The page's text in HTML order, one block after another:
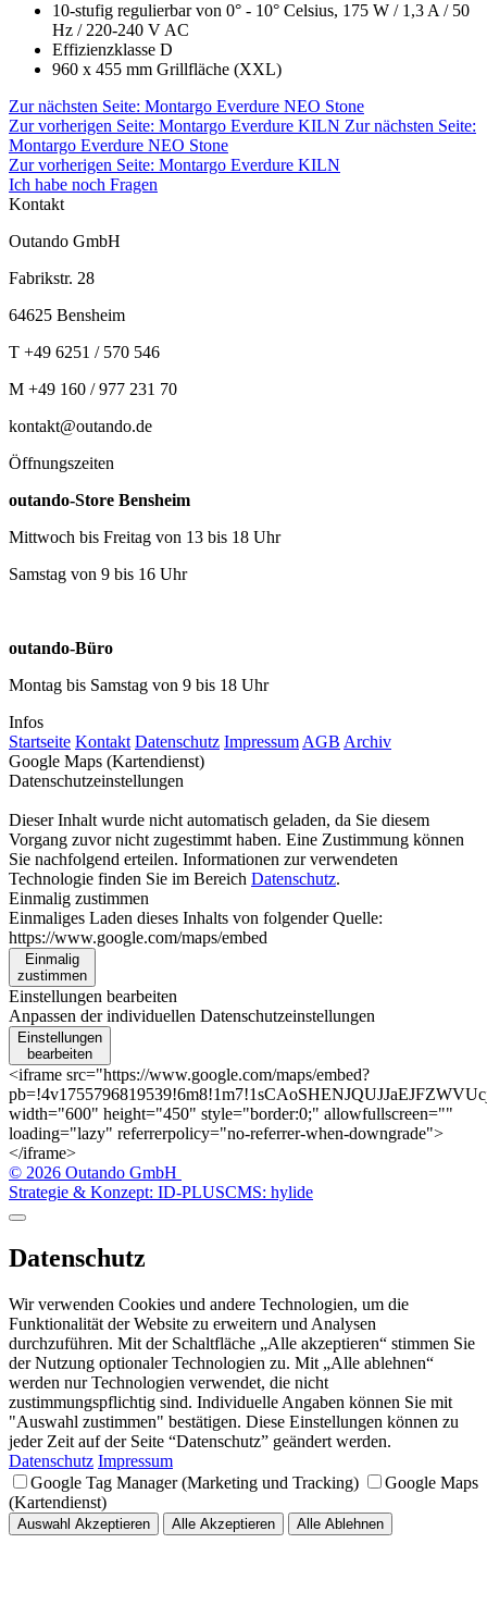
10-stufig regulierbar von 0° - 10° Celsius, 175 W / 1,3 A / 50
Hz / 220-240 V AC
Effizienzklasse D
960 x 455 mm Grillfläche (XXL)
Zur nächsten Seite: Montargo Everdure NEO Stone
Zur vorherigen Seite: Montargo Everdure KILN Zur nächsten Seite:
Montargo Everdure NEO Stone
Zur vorherigen Seite: Montargo Everdure KILN
Ich habe noch Fragen
Kontakt
Outando GmbH
Fabrikstr. 28
64625 Bensheim
T +49 6251 / 570 546
M +49 160 / 977 231 70
kontakt@outando.de
Öffnungszeiten
outando-Store Bensheim
Mittwoch bis Freitag von 13 bis 18 Uhr
Samstag von 9 bis 16 Uhr
outando-Büro
Montag bis Samstag von 9 bis 18 Uhr
Infos
Startseite Kontakt Datenschutz Impressum AGB Archiv
Google Maps (Kartendienst)
Datenschutzeinstellungen
Dieser Inhalt wurde nicht automatisch geladen, da Sie diesem
Vorgang zuvor nicht zugestimmt haben. Eine Zustimmung können
Sie nachfolgend erteilen. Informationen zur verwendeten
Technologie finden Sie im Bereich Datenschutz.
Einmalig zustimmen
Einmaliges Laden dieses Inhalts von folgender Quelle:
https://www.google.com/maps/embed
Einmalig
zustimmen
Einstellungen bearbeiten
Anpassen der individuellen Datenschutzeinstellungen
Einstellungen
bearbeiten
<iframe src="https://www.google.com/maps/embed?
width="600" height="450" style="border:0;" allowfullscreen=""
loading="lazy" referrerpolicy="no-referrer-when-downgrade">
</iframe>
© 2026 Outando GmbH
Strategie & Konzept: ID-PLUSCMS: hylide
Datenschutz
Wir verwenden Cookies und andere Technologien, um die
Funktionalität der Website zu erweitern und Analysen
durchzuführen. Mit der Schaltfläche „Alle akzeptieren“ stimmen Sie
der Nutzung optionaler Technologien zu. Mit „Alle ablehnen“
werden nur Technologien verwendet, die nicht
zustimmungspflichtig sind. Individuelle Angaben können Sie mit
"Auswahl zustimmen" bestätigen. Diese Einstellungen können zu
jeder Zeit auf der Seite “Datenschutz” geändert werden.
Datenschutz Impressum
Google Tag Manager (Marketing und Tracking)
Google Maps
(Kartendienst)
Auswahl Akzeptieren Alle Akzeptieren Alle Ablehnen